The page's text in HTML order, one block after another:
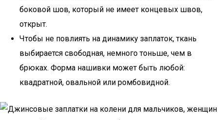
боковой шов, который не имеет концевых швов,
открыт.
Чтобы не повлиять на динамику заплаток, ткань
выбирается свободная, немного тоньше, чем в
брюках. Форма нашивки может быть любой:
квадратной, овальной или ромбовидной.